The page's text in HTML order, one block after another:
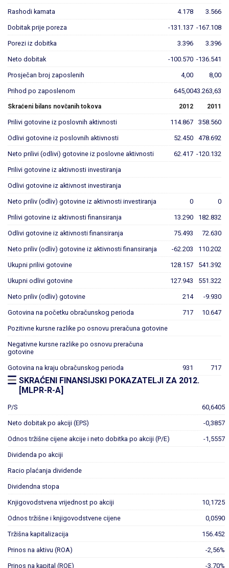
Rashodi kamata 4.178 3.566
Dobitak prije poreza -131.137 -167.108
Porezi iz dobitka 3.396 3.396
Neto dobitak -100.570 -136.541
Prosječan broj zaposlenih 4,00 8,00
Prihod po zaposlenom 645,0043.263,63
Skraćeni bilans novčanih tokova 2012 2011
Prilivi gotovine iz poslovnih aktivnosti 114.867 358.560
Odlivi gotovine iz poslovnih aktivnosti 52.450 478.692
Neto prilivi (odlivi) gotovine iz poslovne aktivnosti 62.417 -120.132
Prilivi gotovine iz aktivnosti investiranja
Odlivi gotovine iz aktivnost investiranja
Neto priliv (odliv) gotovine iz aktivnosti investiranja 0 0
Prilivi gotovine iz aktivnosti finansiranja 13.290 182.832
Odlivi gotovine iz aktivnosti finansiranja 75.493 72.630
Neto priliv (odliv) gotovine iz aktivnosti finansiranja -62.203 110.202
Ukupni prilivi gotovine 128.157 541.392
Ukupni odlivi gotovine 127.943 551.322
Neto priliv (odliv) gotovine 214 -9.930
Gotovina na početku obračunskog perioda 717 10.647
Pozitivne kursne razlike po osnovu preračuna gotovine
Negativne kursne razlike po osnovu preračuna
gotovine
Gotovina na kraju obračunskog perioda 931 717
SKRAĆENI FINANSIJSKI POKAZATELJI ZA 2012.
[MLPR-R-A]
P/S 60,6405
Neto dobitak po akciji (EPS) -0,3857
Odnos tržišne cijene akcije i neto dobitka po akciji (P/E) -1,5557
Dividenda po akciji
Racio plaćanja dividende
Dividendna stopa
Knjigovodstvena vrijednost po akciji 10,1725
Odnos tržišne i knjigovodstvene cijene 0,0590
Tržišna kapitalizacija 156.452
Prinos na aktivu (ROA) -2,56%
Prinos na kapital (ROE) -3,70%